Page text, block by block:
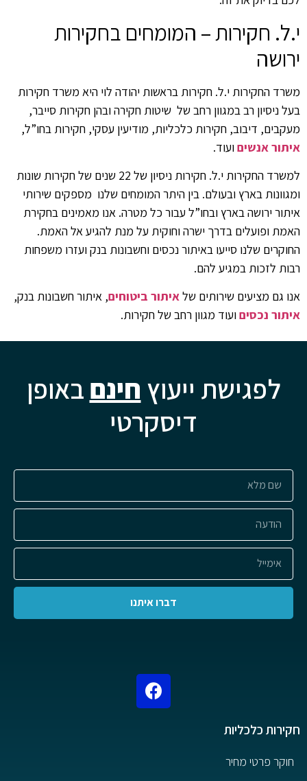
י.ל. חקירות – המומחים בחקירות
ירושה
משרד החקירות י.ל. חקירות בראשות יהודה לוי היא משרד חקירות
בעל ניסיון רב במגוון רחב של שיטות חקירה ובהן חקירות סייבר,
מעקבים, דיבוב, חקירות כלכליות, מודיעין עסקי, חקירות בחו”ל,
איתור אנשיםועוד.
למשרד החקירות י.ל. חקירות ניסיון של 22 שנים של חקירות שונות
ומגוונות בארץ ובעולם. בין היתר המומחים שלנו מספקים שירותי
איתור ירושה בארץ ובחו”ל עבור כל מטרה. אנו מאמינים בחקירת
האמת ופועלים בדרך ישרה וחוקית על מנת להגיע אל האמת.
החוקרים שלנו סייעו באיתור נכסים וחשבונות בנק ועזרו משפחות
רבות לזכות במגיע להם.
אנו גם מציעים שירותים שלאיתור ביטוחים, איתור חשבונות בנק,
איתור נכסיםועוד מגוון רחב של חקירות.
לפגישת ייעוץ חינםבאופן
דיסקרטי
דברו איתנו
חקירות כלכליות
חוקר פרטי מחיר